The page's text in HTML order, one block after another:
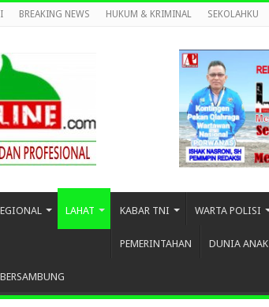
BREAKING NEWS HUKUM & KRIMINAL SEKOLAHKU
LAHAT KABAR TNI WARTA POLISI
PEMERINTAHAN DUNIA ANAK